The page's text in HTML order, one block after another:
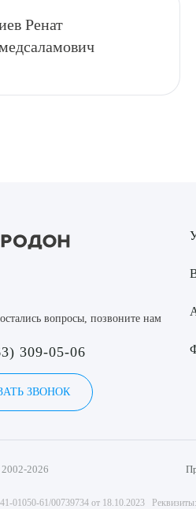
Ренат
вопросы, позвоните нам
309-05-06
ЗВОНОК
2026
01050-61/00739734 от 18.10.2023